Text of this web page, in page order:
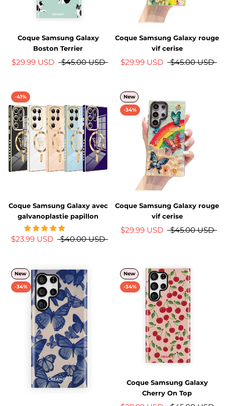
Coque Samsung Galaxy
Boston Terrier
$29.99 USD $45.00 USD
Coque Samsung Galaxy rouge
vif cerise
$29.99 USD $45.00 USD
-41%
Coque Samsung Galaxy avec
galvanoplastie papillon
$23.99 USD $40.00 USD
New
-34%
Coque Samsung Galaxy rouge
vif cerise
$29.99 USD $45.00 USD
New
-34%
New
-34%
Coque Samsung Galaxy
Cherry On Top